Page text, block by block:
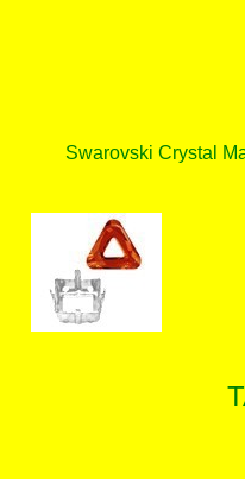
Swarovski Crystal